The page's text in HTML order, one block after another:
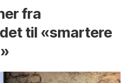
fra
til «smartere